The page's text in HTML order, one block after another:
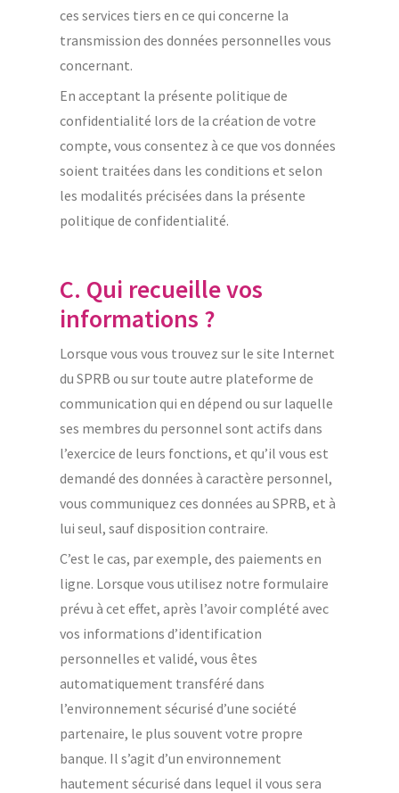
ces services tiers en ce qui concerne la
transmission des données personnelles vous
concernant.
En acceptant la présente politique de
confidentialité lors de la création de votre
compte, vous consentez à ce que vos données
soient traitées dans les conditions et selon
les modalités précisées dans la présente
politique de confidentialité.
C. Qui recueille vos
informations ?
Lorsque vous vous trouvez sur le site Internet
du SPRB ou sur toute autre plateforme de
communication qui en dépend ou sur laquelle
ses membres du personnel sont actifs dans
l’exercice de leurs fonctions, et qu’il vous est
demandé des données à caractère personnel,
vous communiquez ces données au SPRB, et à
lui seul, sauf disposition contraire.
C’est le cas, par exemple, des paiements en
ligne. Lorsque vous utilisez notre formulaire
prévu à cet effet, après l’avoir complété avec
vos informations d’identification
personnelles et validé, vous êtes
automatiquement transféré dans
l’environnement sécurisé d’une société
partenaire, le plus souvent votre propre
banque. Il s’agit d’un environnement
hautement sécurisé dans lequel il vous sera